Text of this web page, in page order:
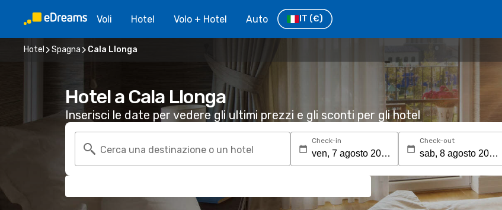
Voli Hotel Volo + Hotel Auto IT (€)
Hotel Spagna Cala Llonga
Hotel a Cala Llonga
Inserisci le date per vedere gli ultimi prezzi e gli sconti per gli hotel
Cerca una destinazione o un hotel
Check-in Check-out